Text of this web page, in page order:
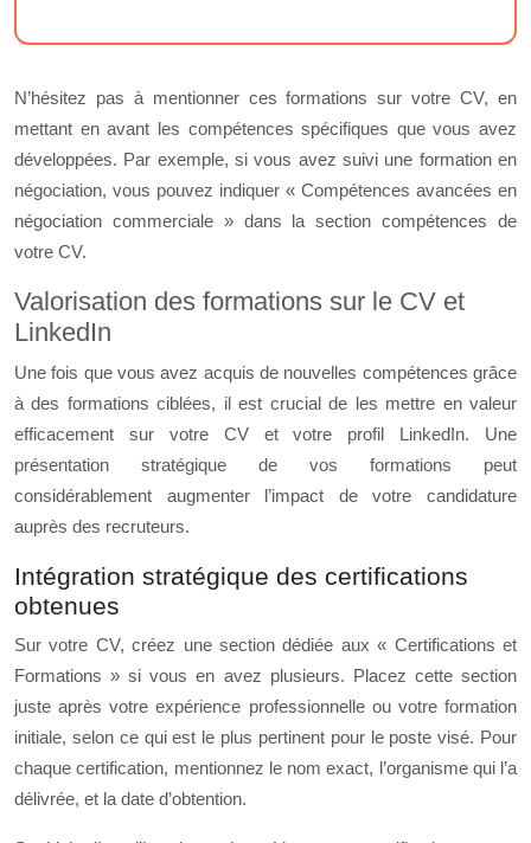
N’hésitez pas à mentionner ces formations sur votre CV, en
mettant en avant les compétences spécifiques que vous avez
développées. Par exemple, si vous avez suivi une formation en
négociation, vous pouvez indiquer « Compétences avancées en
négociation commerciale » dans la section compétences de
votre CV.
Valorisation des formations sur le CV et
LinkedIn
Une fois que vous avez acquis de nouvelles compétences grâce
à des formations ciblées, il est crucial de les mettre en valeur
efficacement sur votre CV et votre profil LinkedIn. Une
présentation stratégique de vos formations peut
considérablement augmenter l’impact de votre candidature
auprès des recruteurs.
Intégration stratégique des certifications
obtenues
Sur votre CV, créez une section dédiée aux « Certifications et
Formations » si vous en avez plusieurs. Placez cette section
juste après votre expérience professionnelle ou votre formation
initiale, selon ce qui est le plus pertinent pour le poste visé. Pour
chaque certification, mentionnez le nom exact, l’organisme qui l’a
délivrée, et la date d’obtention.